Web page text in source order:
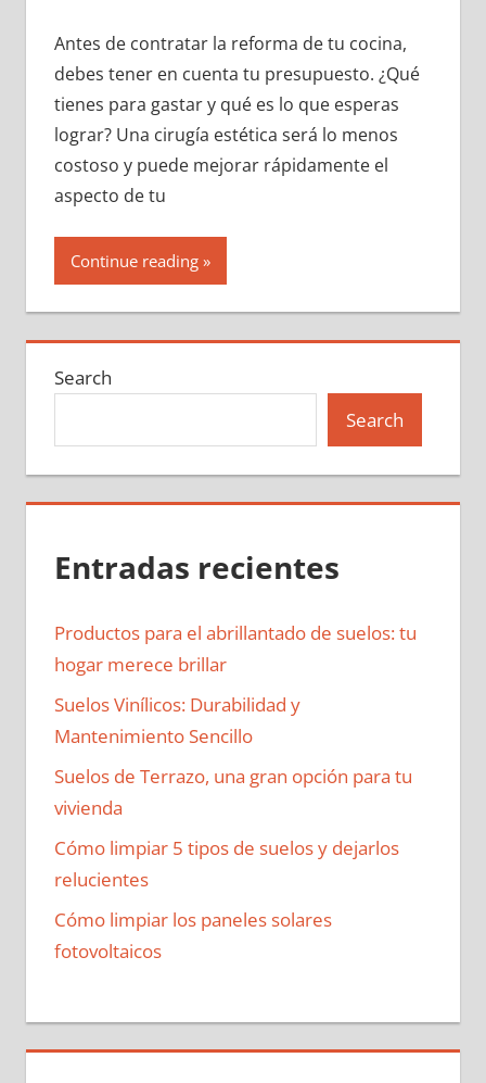
Antes de contratar la reforma de tu cocina,
debes tener en cuenta tu presupuesto. ¿Qué
tienes para gastar y qué es lo que esperas
lograr? Una cirugía estética será lo menos
costoso y puede mejorar rápidamente el
aspecto de tu
Continue reading
Search
Search
Entradas recientes
Productos para el abrillantado de suelos: tu
hogar merece brillar
Suelos Vinílicos: Durabilidad y
Mantenimiento Sencillo
Suelos de Terrazo, una gran opción para tu
vivienda
Cómo limpiar 5 tipos de suelos y dejarlos
relucientes
Cómo limpiar los paneles solares
fotovoltaicos